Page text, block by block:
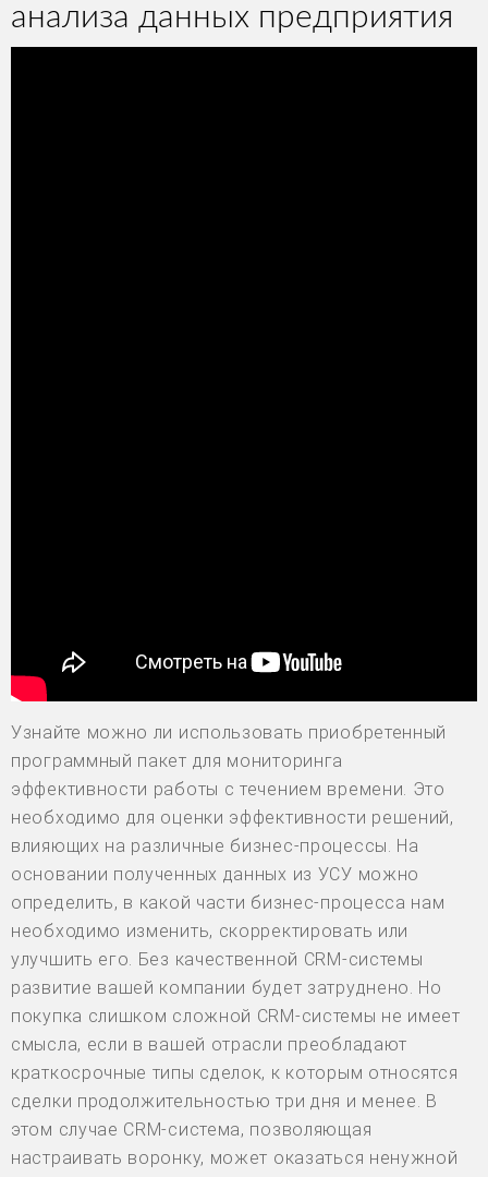
анализа данных предприятия
Узнайте можно ли использовать приобретенный
программный пакет для мониторинга
эффективности работы с течением времени. Это
необходимо для оценки эффективности решений,
влияющих на различные бизнес-процессы. На
основании полученных данных из УСУ можно
определить, в какой части бизнес-процесса нам
необходимо изменить, скорректировать или
улучшить его. Без качественной CRM-системы
развитие вашей компании будет затруднено. Но
покупка слишком сложной CRM-системы не имеет
смысла, если в вашей отрасли преобладают
краткосрочные типы сделок, к которым относятся
сделки продолжительностью три дня и менее. В
этом случае CRM-система, позволяющая
настраивать воронку, может оказаться ненужной